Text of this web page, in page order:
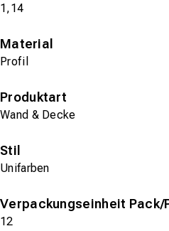
1,14
Material
Profil
Produktart
Wand & Decke
Stil
Unifarben
Verpackungseinheit Pack/
12